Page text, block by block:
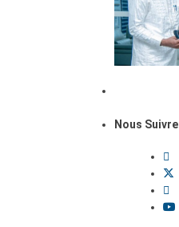
Nous Suivre